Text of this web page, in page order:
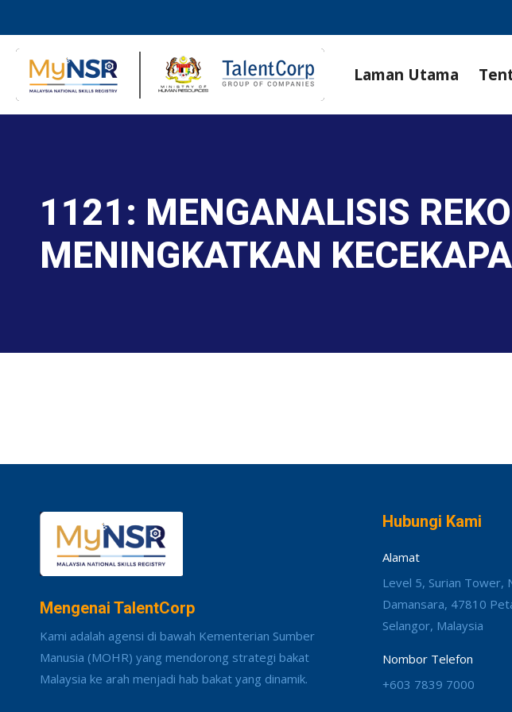
Laman Utama
1121: MENGANALISIS
MENINGKATKAN
Mengenai TalentCorp
Kami adalah agensi di bawah Kementerian Sumber
Manusia (MOHR) yang mendorong strategi bakat
Malaysia ke arah menjadi hab bakat yang dinamik.
Hubungi Kami
Alamat
Level 5, Surian Tower,
Damansara, 47810
Selangor, Malaysia
Nombor Telefon
+603 7839 7000